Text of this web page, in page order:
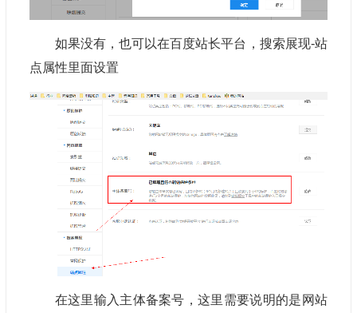
如果没有，也可以在百度站长平台，搜索展现-站
点属性里面设置
在这里输入主体备案号，这里需要说明的是网站